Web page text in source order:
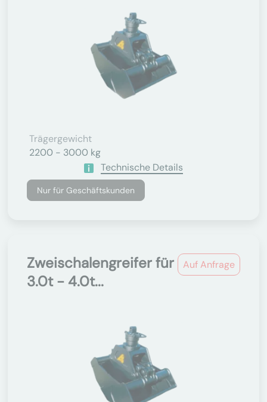
Trägergewicht
2200 - 3000 kg
Technische Details
Nur für Geschäftskunden
Auf Anfrage
Zweischalengreifer für
3.0t - 4.0t...